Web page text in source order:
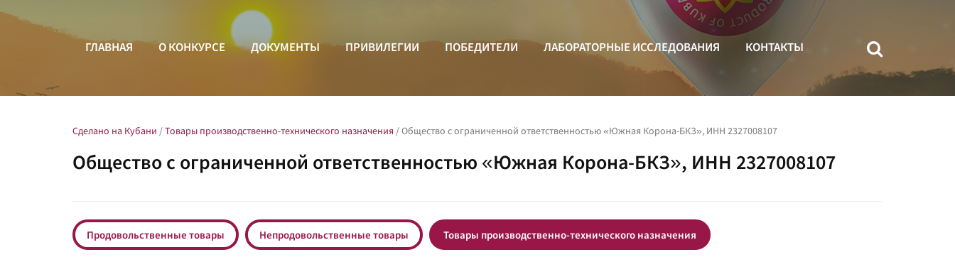
ГЛАВНАЯ О КОНКУРСЕ ДОКУМЕНТЫ ПРИВИЛЕГИИ ПОБЕДИТЕЛИ ЛАБОРАТОРНЫЕ ИССЛЕДОВАНИЯ КОНТАКТЫ
Сделано на Кубани /Товары производственно-технического назначения /Общество с ограниченной ответственностью «Южная Корона-БКЗ», ИНН 2327008107
Общество с ограниченной ответственностью «Южная Корона-БКЗ», ИНН 2327008107
Продовольственные товары Непродовольственные товары Товары производственно-технического назначения